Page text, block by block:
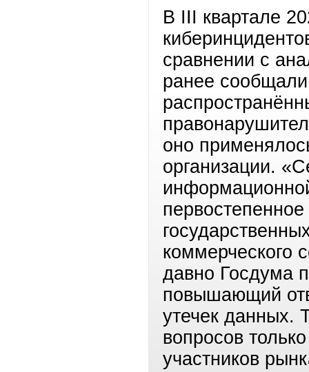
В III квартале
сравнении с
ранее
оно
организации.
коммерческого
давно Госдума
повышающий
утечек данных.
вопросов
участников